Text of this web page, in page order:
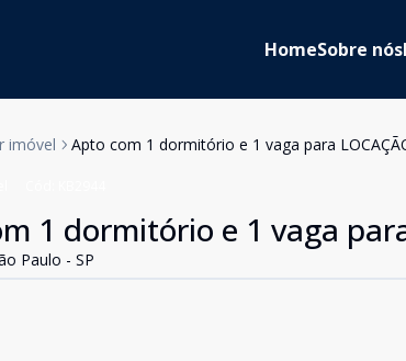
HomeSobre nós
imóvel Apto com 1 dormitório e 1 vaga para
1 dormitório e 1 vaga
Paulo - SP